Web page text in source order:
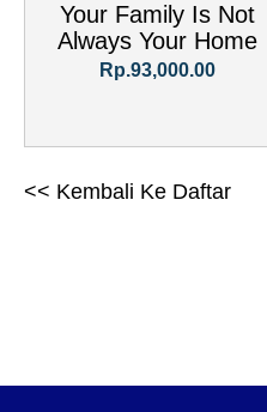
Your Family Is Not
Always Your Home
Rp.93,000.00
<< Kembali Ke Daftar